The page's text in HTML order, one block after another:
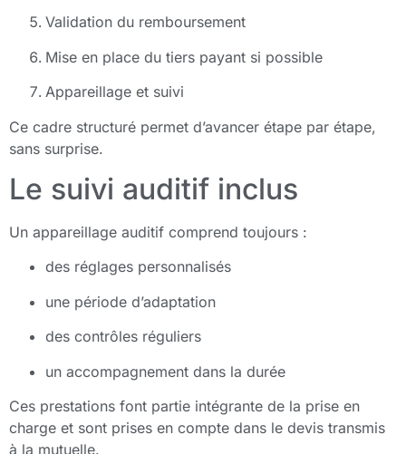
Validation du remboursement
Mise en place du tiers payant si possible
Appareillage et suivi
Ce cadre structuré permet d’avancer étape par étape,
sans surprise.
Le suivi auditif inclus
Un appareillage auditif comprend toujours :
des réglages personnalisés
une période d’adaptation
des contrôles réguliers
un accompagnement dans la durée
Ces prestations font partie intégrante de la prise en
charge et sont prises en compte dans le devis transmis
à la mutuelle.